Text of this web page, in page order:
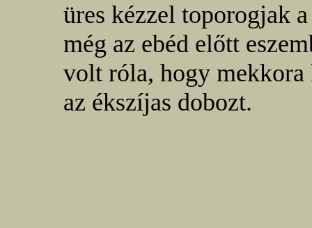
üres kézzel toporogjak
még az ebéd előtt
volt róla, hogy
az ékszíjas dobozt.